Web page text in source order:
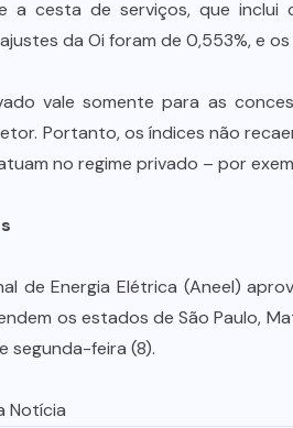
a cesta de serviços, que
da Oi foram de 0,553%, e
vale somente para as
Portanto, os índices não
no regime privado – por
de Energia Elétrica (Aneel)
os estados de São Paulo,
segunda-feira (8).
Notícia
alta honraria da Rotam em
7 DE AGOSTO DE 2026